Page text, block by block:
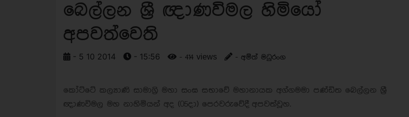
බෙල්ලන ශ්‍රී ඥාණවිමල හිමියෝ
අපවත්වෙති
- 5 10 2014 - 15:56 - 414 views - අම්ත් මධුරංග
කෝට්ටේ කල්‍යාණි සාමාග්‍රි මහා සංඝ සභාවේ මහානායක අග්ගමමා පණ්ඩිත බෙල්ලන ශ්‍රී
ඥාණවිමල මහ නාහිමියන් අද (05දා) පෙරවරුවේදී අපවත්වූහ.